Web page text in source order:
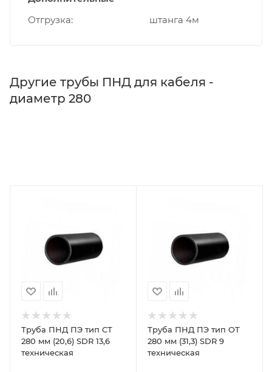
Отгрузка
штанга 4м
Другие трубы ПНД для кабеля -
диаметр 280
Труба ПНД ПЭ тип CТ
280 мм (20,6) SDR 13,6
техническая
Труба ПНД ПЭ тип OТ
280 мм (31,3) SDR 9
техническая